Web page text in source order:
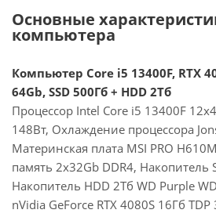
Основные
компьютера
Компьютер Core i5 13400F, RTX
64Gb, SSD 500Гб + HDD 2Тб
Процессор Intel Core i5 13400F
148Вт, Охлаждение процессора
Материнская плата MSI PRO
память 2x32Gb DDR4, Накопитель
Накопитель HDD 2Тб WD Purple
nVidia GeForce RTX 4080S 16Гб